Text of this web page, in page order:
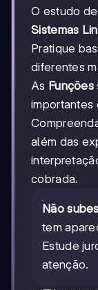
O estudo de
Sistemas
Pratique
diferentes
As Funções
importantes
além das
cobrada.
Não
tem
Estude
atenção.